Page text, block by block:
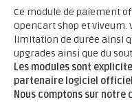
Ce module de paiement
OpenCart shop et
limitation de durée ainsi
upgrades ainsi que du
Les modules sont
partenaire logiciel officiel
Nous comptons sur